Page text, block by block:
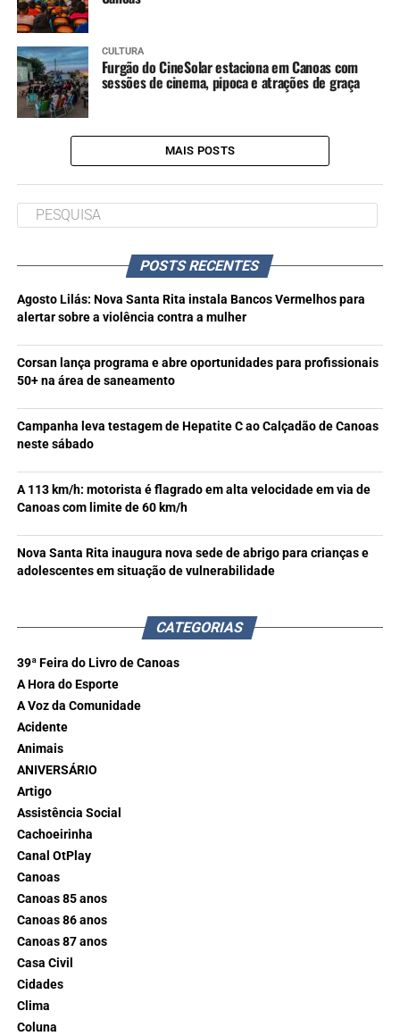
CULTURA
Furgão do CineSolar estaciona em Canoas com
sessões de cinema, pipoca e atrações de graça
MAIS POSTS
POSTS RECENTES
Agosto Lilás: Nova Santa Rita instala Bancos Vermelhos para
alertar sobre a violência contra a mulher
Corsan lança programa e abre oportunidades para profissionais
50+ na área de saneamento
Campanha leva testagem de Hepatite C ao Calçadão de Canoas
neste sábado
A 113 km/h: motorista é flagrado em alta velocidade em via de
Canoas com limite de 60 km/h
Nova Santa Rita inaugura nova sede de abrigo para crianças e
adolescentes em situação de vulnerabilidade
CATEGORIAS
39ª Feira do Livro de Canoas
A Hora do Esporte
A Voz da Comunidade
Acidente
Animais
ANIVERSÁRIO
Artigo
Assistência Social
Cachoeirinha
Canal OtPlay
Canoas
Canoas 85 anos
Canoas 86 anos
Canoas 87 anos
Casa Civil
Cidades
Clima
Coluna